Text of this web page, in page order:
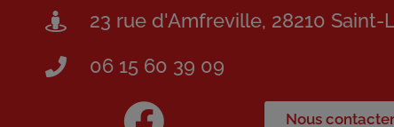
23 rue d'Amfreville, 28210
06 15 60 39 09
Nous contacter